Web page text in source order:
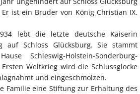
ist ein Bruder von König Christian IX.
lebt die letzte deutsche Kaiserin
auf Schloss Glücksburg. Sie stammt
Schleswig-Holstein-Sonderburg-
Weltkrieg wird die Schlussglocke
und eingeschmolzen.
Familie eine Stiftung zur Erhaltung des